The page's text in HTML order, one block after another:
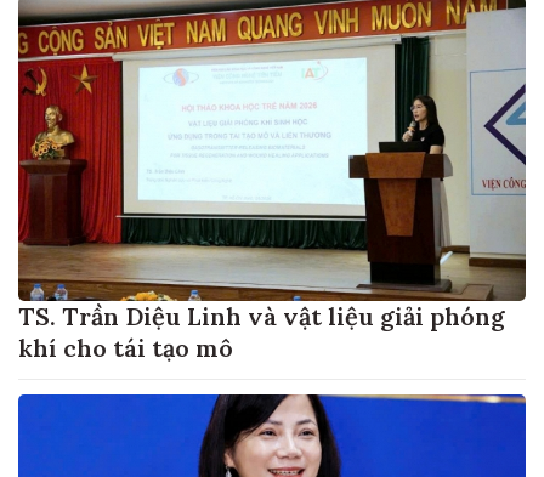
TS. Trần Diệu Linh và vật liệu giải phóng
khí cho tái tạo mô